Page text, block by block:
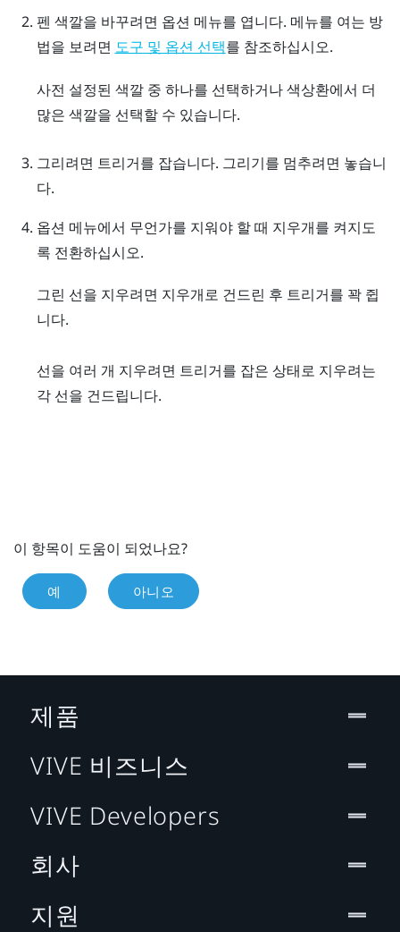
펜 색깔을 바꾸려면 옵션 메뉴를 엽니다. 메뉴를 여는 방
법을 보려면 도구 및 옵션 선택를 참조하십시오.
사전 설정된 색깔 중 하나를 선택하거나 색상환에서 더
많은 색깔을 선택할 수 있습니다.
그리려면 트리거를 잡습니다. 그리기를 멈추려면 놓습니
다.
옵션 메뉴에서 무언가를 지워야 할 때 지우개를 켜지도
록 전환하십시오.
그린 선을 지우려면 지우개로 건드린 후 트리거를 꽉 쥡
니다.
선을 여러 개 지우려면 트리거를 잡은 상태로 지우려는
각 선을 건드립니다.
이 항목이 도움이 되었나요?
예 아니오
제품
VIVE 비즈니스
VIVE Developers
회사
지원